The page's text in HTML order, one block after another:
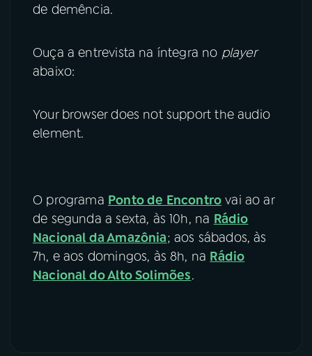
de demência.
Ouça a entrevista na íntegra no player
abaixo:
Your browser does not support the audio
element.
O programa Ponto de Encontro vai ao ar
de segunda a sexta, às 10h, na Rádio
Nacional da Amazônia; aos sábados, às
7h, e aos domingos, às 8h, na Rádio
Nacional do Alto Solimões.